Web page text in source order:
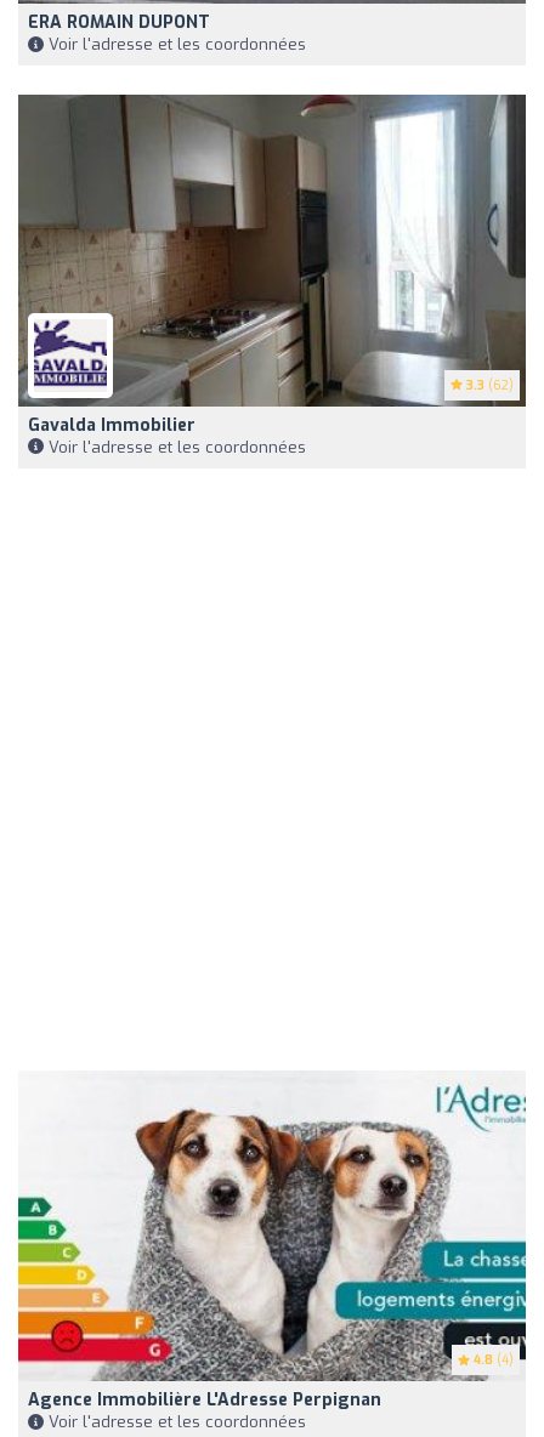
ERA ROMAIN DUPONT
Voir l'adresse et les coordonnées
3.3 (62)
Gavalda Immobilier
Voir l'adresse et les coordonnées
4.8 (4)
Agence Immobilière L'Adresse Perpignan
Voir l'adresse et les coordonnées